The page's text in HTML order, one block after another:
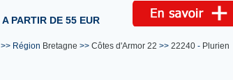
A PARTIR DE 55 EUR
>> Région Bretagne >> Côtes d'Armor 22 >> 22240- Plurien